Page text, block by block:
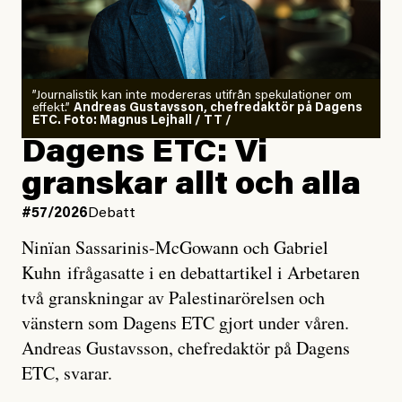
”Journalistik kan inte modereras utifrån spekulationer om
effekt.” Andreas Gustavsson, chefredaktör på Dagens
ETC. Foto: Magnus Lejhall / TT /
Dagens ETC: Vi
granskar allt och alla
#57/2026 Debatt
Ninïan Sassarinis-McGowann och Gabriel
Kuhn ifrågasatte i en debattartikel i Arbetaren
två granskningar av Palestinarörelsen och
vänstern som Dagens ETC gjort under våren.
Andreas Gustavsson, chefredaktör på Dagens
ETC, svarar.